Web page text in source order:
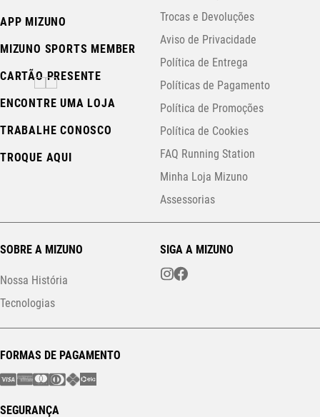
APP MIZUNO
MIZUNO SPORTS MEMBER
CARTÃO PRESENTE
ENCONTRE UMA LOJA
TRABALHE CONOSCO
TROQUE AQUI
Trocas e Devoluções
Aviso de Privacidade
Política de Entrega
Políticas de Pagamento
Política de Promoções
Política de Cookies
FAQ Running Station
Minha Loja Mizuno
Assessorias
SOBRE A MIZUNO
Nossa História
Tecnologias
SIGA A MIZUNO
FORMAS DE PAGAMENTO
SEGURANÇA